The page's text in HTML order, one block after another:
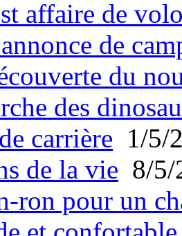
affaire de
de
du
des
carrière 1/5/
de la vie 8/5/
ron pour un